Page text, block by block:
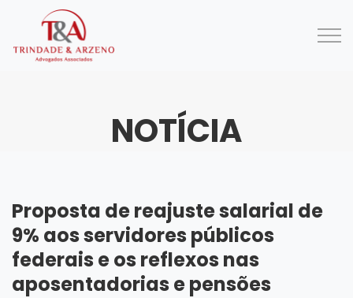
NOTÍCIA
Proposta de reajuste salarial de
9% aos servidores públicos
federais e os reflexos nas
aposentadorias e pensões